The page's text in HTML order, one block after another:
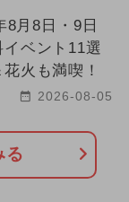
8月8日・9日
ベント11選
火も満喫！
2026-08-05
る